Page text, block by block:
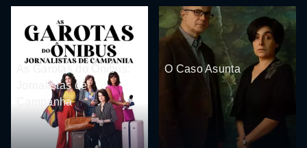
As Garotas do Ônibus:
Jornalistas de
Campanha
O Caso Asunta